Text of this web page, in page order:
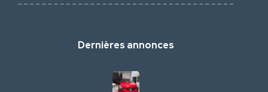
Dernières annonces